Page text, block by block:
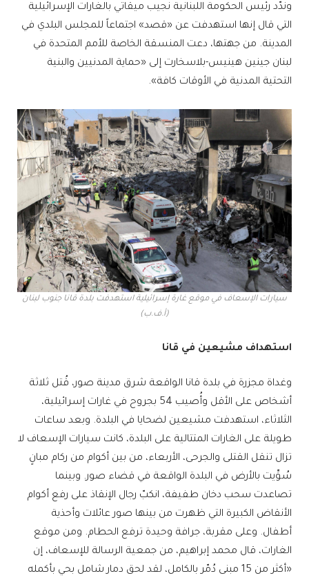
وندّد رئيس الحكومة اللبنانية نجيب ميقاتي بالغارات الإسرائيلية
التي قال إنها استهدفت عن «قصد» اجتماعاً للمجلس البلدي في
المدينة. من جهتها، دعت المنسقة الخاصة للأمم المتحدة في
لبنان جينين هينيس-بلاسخارت إلى «حماية المدنيين والبنية
التحتية المدنية في الأوقات كافة».
سيارات الإسعاف في موقع غارة إسرائيلية استهدفت بلدة قانا جنوب لبنان
(أ.ف.ب)
استهداف مشيعين في قانا
وغداة مجزرة في بلدة قانا الواقعة شرق مدينة صور، قُتل ثلاثة
أشخاص على الأقل وأُصيب 54 بجروح في غارات إسرائيلية،
الثلاثاء، استهدفت مشيعين لضحايا في البلدة. وبعد ساعات
طويلة على الغارات المتتالية على البلدة، كانت سيارات الإسعاف لا
تزال تنقل القتلى والجرحى، الأربعاء، من بين أكوام من ركام مبانٍ
سُوِّيت بالأرض في البلدة الواقعة في قضاء صور. وبينما
تصاعدت سحب دخان طفيفة، انكبّ رجال الإنقاذ على رفع أكوام
الأنقاض الكبيرة التي ظهرت من بينها صور عائلات وأحذية
أطفال. وعلى مقربة، جرافة وحيدة ترفع الحطام. ومن موقع
الغارات، قال محمد إبراهيم، من جمعية الرسالة للإسعاف، إن
«أكثر من 15 مبنى دُمّر بالكامل، لقد لحق دمار شامل بحي بأكمله